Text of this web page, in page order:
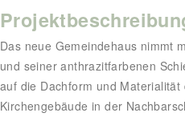
Das neue Gemeindehaus nimmt
und seiner anthrazitfarbenen
auf die Dachform und Materialität
Kirchengebäude in der